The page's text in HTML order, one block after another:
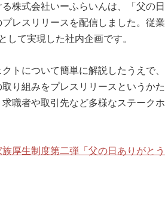
株式会社いーふらいんは、「父の日
レスリリースを配信しました。従業
して実現した社内企画です。
トについて簡単に解説したうえで、
り組みをプレスリリースというかた
職者や取引先など多様なステークホ
厚生制度第二弾「父の日ありがとう